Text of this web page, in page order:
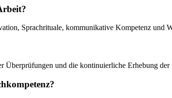
Sprachrituale, kommunikative Kompetenz und
und die kontinuierliche Erhebung